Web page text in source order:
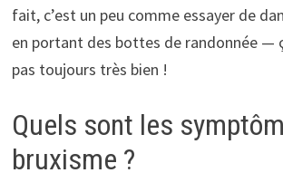
fait, c’est un peu comme essayer de
en portant des bottes de randonnée —
pas toujours très bien !
Quels sont les
bruxisme ?